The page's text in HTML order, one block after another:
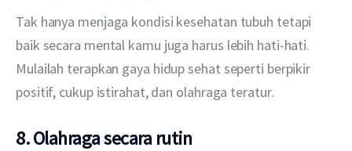
Tak hanya menjaga kondisi kesehatan tubuh tetapi
baik secara mental kamu juga harus lebih hati-hati.
Mulailah terapkan gaya hidup sehat seperti berpikir
positif, cukup istirahat, dan olahraga teratur.
8. Olahraga secara rutin